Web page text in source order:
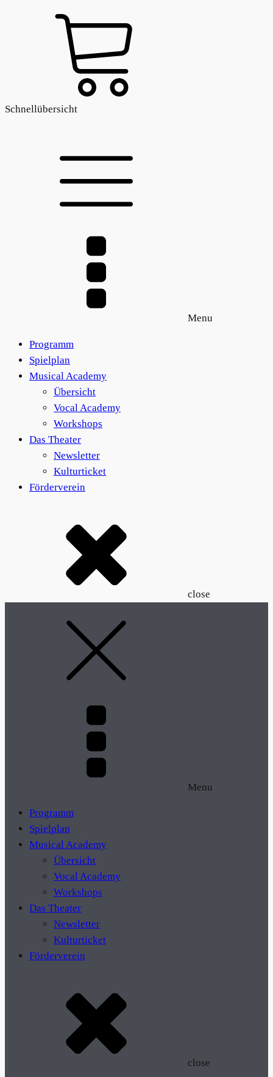
Schnellübersicht
Menu
Programm
Spielplan
Musical Academy
Übersicht
Vocal Academy
Workshops
Das Theater
Newsletter
Kulturticket
Förderverein
close
Menu
Programm
Spielplan
Musical Academy
Übersicht
Vocal Academy
Workshops
Das Theater
Newsletter
Kulturticket
Förderverein
close